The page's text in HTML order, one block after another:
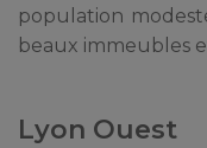
population
beaux immeubles
Lyon Ouest